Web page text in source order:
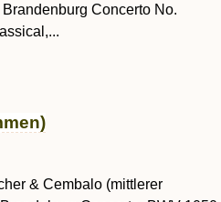
Concerto No.
& Cembalo (mittlerer